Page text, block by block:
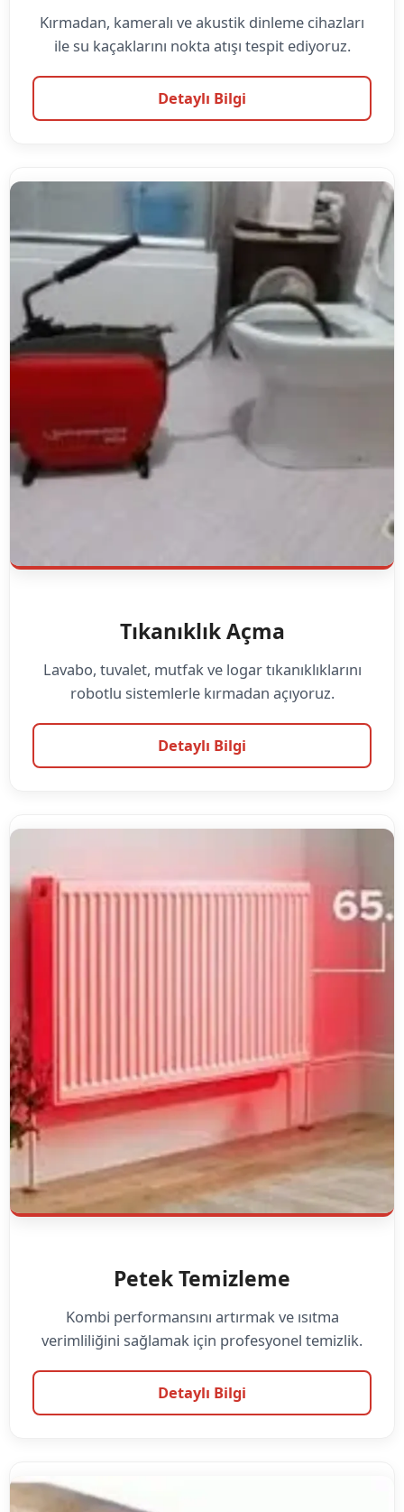
Kırmadan, kameralı ve akustik dinleme cihazları
ile su kaçaklarını nokta atışı tespit ediyoruz.
Detaylı Bilgi
Tıkanıklık Açma
Lavabo, tuvalet, mutfak ve logar tıkanıklıklarını
robotlu sistemlerle kırmadan açıyoruz.
Detaylı Bilgi
Petek Temizleme
Kombi performansını artırmak ve ısıtma
verimliliğini sağlamak için profesyonel temizlik.
Detaylı Bilgi